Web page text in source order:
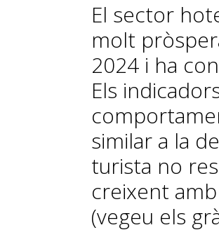
El sector
molt
2024 i ha
Els
similar a la
turista no
creixent
(vegeu els